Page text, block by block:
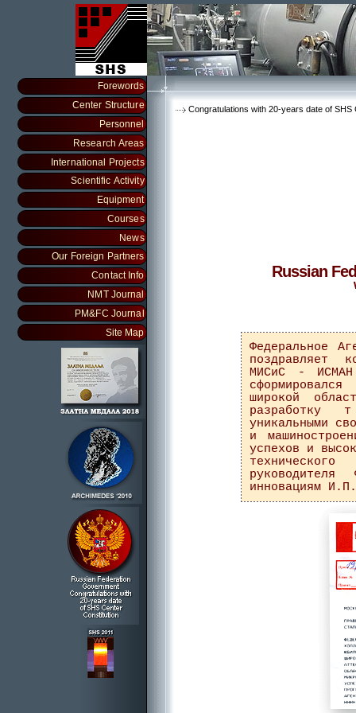
Forewords
Center Structure
Personnel
Research Areas
International Projects
Scientific Activity
Equipment
Courses
News
Our Foreign Partners
Contact Info
NMT Journal
PM&FC Journal
Site Map
Congratulations with 20-years date of SHS
Russian
Федеральное
поздравляет
МИСиС - ИСМАН
широкой
разработку
уникальными
и
успехов и
технического
инновациям